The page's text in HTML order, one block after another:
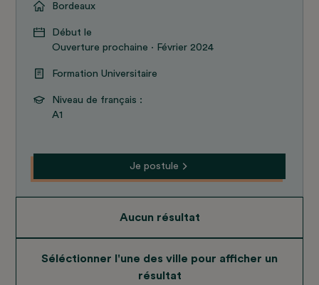
Bordeaux
Début le
Ouverture prochaine · Février 2024
Formation Universitaire
Niveau de français :
A1
Je postule
Aucun résultat
Séléctionner l'une des ville pour afficher un
résultat